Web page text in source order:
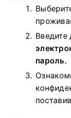
Введите
пароль.